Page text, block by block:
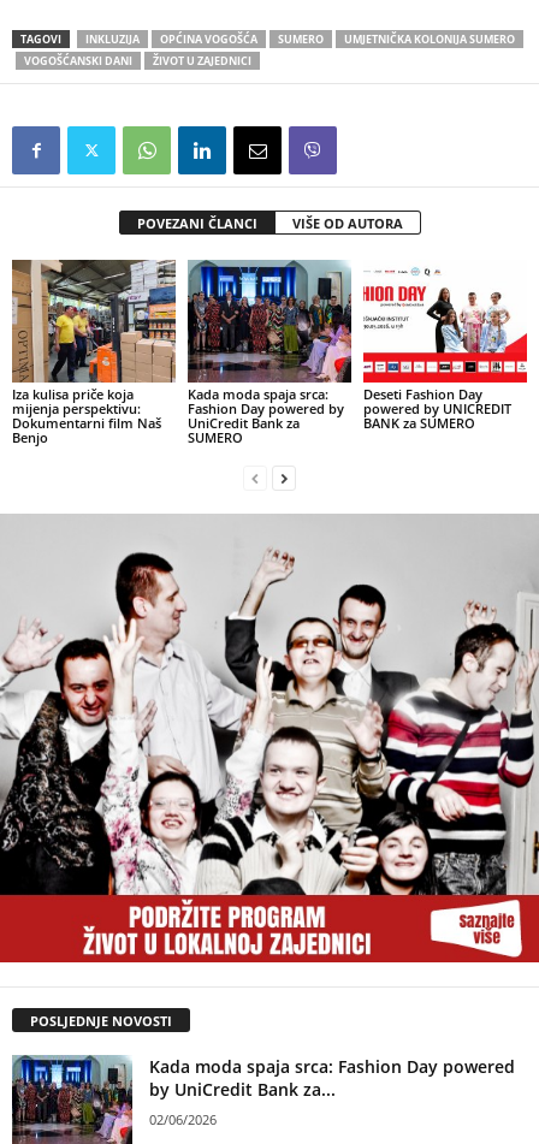
TAGOVI INKLUZIJA OPĆINA VOGOŠĆA SUMERO
UMJETNIČKA KOLONIJA SUMERO
VOGOŠĆANSKI DANI
ŽIVOT U ZAJEDNICI
POVEZANI ČLANCI VIŠE OD AUTORA
Iza kulisa priče koja
mijenja perspektivu:
Dokumentarni film Naš
Benjo
Kada moda spaja srca:
Fashion Day powered by
UniCredit Bank za
SUMERO
Deseti Fashion Day
powered by UNICREDIT
BANK za SUMERO
POSLJEDNJE NOVOSTI
Kada moda spaja srca: Fashion Day powered
by UniCredit Bank za...
02/06/2026